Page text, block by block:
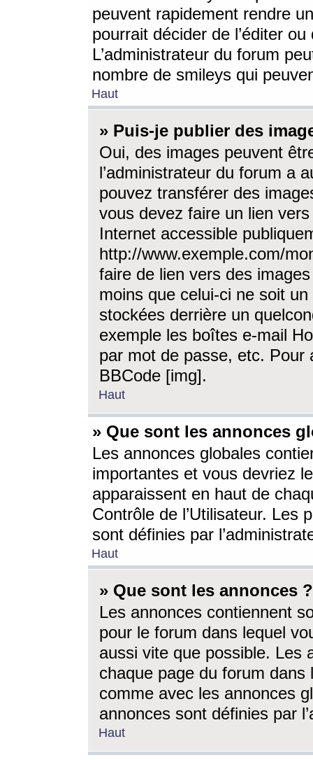
peuvent rapidement rendre
pourrait décider de l’éditer
L’administrateur du forum
nombre de smileys qui
Haut
» Puis-je publier des
Oui, des images peuvent
l’administrateur du forum a
pouvez transférer des
vous devez faire un lien
Internet accessible
http://www.exemple.com/
faire de lien vers des
moins que celui-ci ne soit
stockées derrière un
exemple les boîtes e-mail
par mot de passe, etc. Pour
BBCode [img].
Haut
» Que sont les annonces
Les annonces globales
importantes et vous devriez
apparaissent en haut de
Contrôle de l’Utilisateur. Les
sont définies par
Haut
» Que sont les annonces ?
Les annonces contiennent
pour le forum dans lequel
aussi vite que possible. Les
chaque page du forum dans
comme avec les annonces
annonces sont définies par
Haut